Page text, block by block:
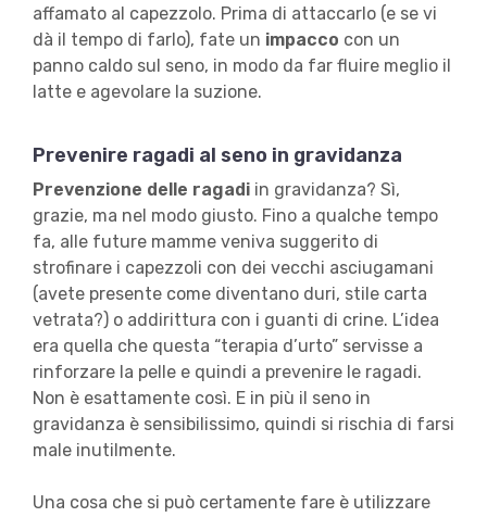
affamato al capezzolo. Prima di attaccarlo (e se vi
dà il tempo di farlo), fate un impacco con un
panno caldo sul seno, in modo da far fluire meglio il
latte e agevolare la suzione.
Prevenire ragadi al seno in gravidanza
Prevenzione delle ragadiin gravidanza? Sì,
grazie, ma nel modo giusto. Fino a qualche tempo
fa, alle future mamme veniva suggerito di
strofinare i capezzoli con dei vecchi asciugamani
(avete presente come diventano duri, stile carta
vetrata?) o addirittura con i guanti di crine. L’idea
era quella che questa “terapia d’urto” servisse a
rinforzare la pelle e quindi a prevenire le ragadi.
Non è esattamente così. E in più il seno in
gravidanza è sensibilissimo, quindi si rischia di farsi
male inutilmente.
Una cosa che si può certamente fare è utilizzare